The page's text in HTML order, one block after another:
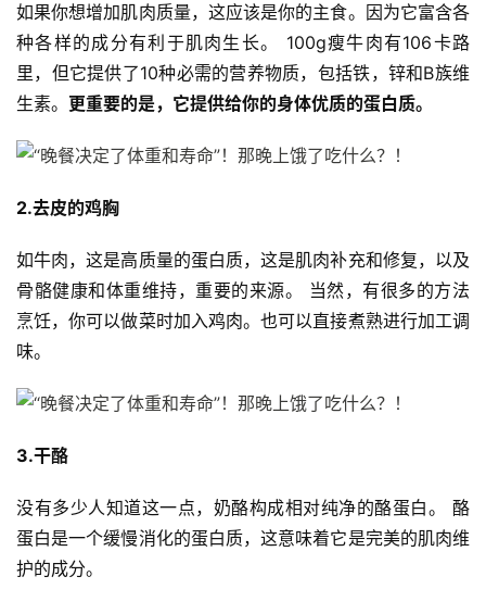
如果你想增加肌肉质量，这应该是你的主食。因为它富含各
种各样的成分有利于肌肉生长。 100g瘦牛肉有106卡路
里，但它提供了10种必需的营养物质，包括铁，锌和B族维
生素。 更重要的是，它提供给你的身体优质的蛋白质。
2.去皮的鸡胸
如牛肉，这是高质量的蛋白质，这是肌肉补充和修复，以及
骨骼健康和体重维持，重要的来源。 当然，有很多的方法
烹饪，你可以做菜时加入鸡肉。也可以直接煮熟进行加工调
味。
3.干酪
没有多少人知道这一点，奶酪构成相对纯净的酪蛋白。 酪
蛋白是一个缓慢消化的蛋白质，这意味着它是完美的肌肉维
护的成分。